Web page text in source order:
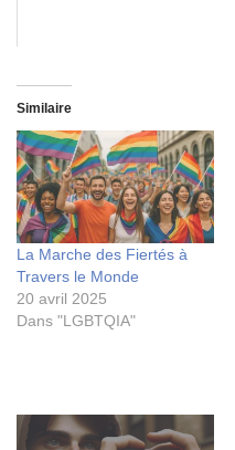
Similaire
La Marche des Fiertés à
Travers le Monde
20 avril 2025
Dans "LGBTQIA"